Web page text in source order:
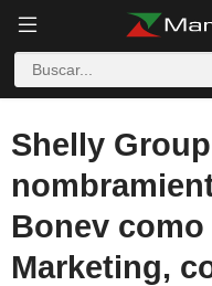
Shelly
Bonev
Marketing,